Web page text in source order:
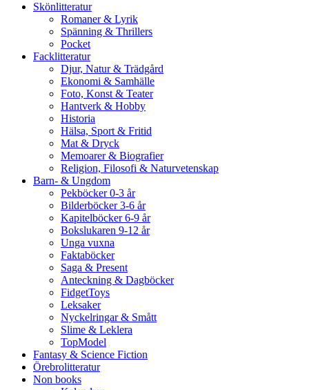
Skönlitteratur
Romaner & Lyrik
Spänning & Thrillers
Pocket
Facklitteratur
Djur, Natur & Trädgård
Ekonomi & Samhälle
Foto, Konst & Teater
Hantverk & Hobby
Historia
Hälsa, Sport & Fritid
Mat & Dryck
Memoarer & Biografier
Religion, Filosofi & Naturvetenskap
Barn- & Ungdom
Pekböcker 0-3 år
Bilderböcker 3-6 år
Kapitelböcker 6-9 år
Bokslukaren 9-12 år
Unga vuxna
Faktaböcker
Saga & Present
Anteckning & Dagböcker
FidgetToys
Leksaker
Nyckelringar & Smått
Slime & Leklera
TopModel
Fantasy & Science Fiction
Örebrolitteratur
Non books